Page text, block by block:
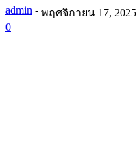
admin - พฤศจิกายน 17, 2025
0